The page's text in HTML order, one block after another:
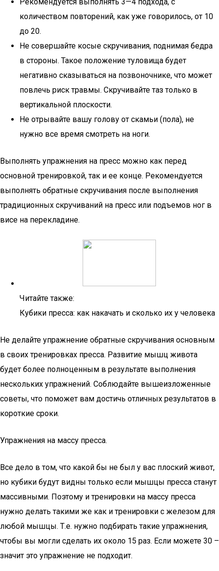
количеством повторений, как уже говорилось, от 10
до 20.
Не совершайте косые скручивания, поднимая бедра
в стороны. Такое положение туловища будет
негативно сказываться на позвоночнике, что может
повлечь риск травмы. Скручивайте таз только в
вертикальной плоскости.
Не отрывайте вашу голову от скамьи (пола), не
нужно все время смотреть на ноги.
Выполнять упражнения на пресс можно как перед
основной тренировкой, так и ее конце. Рекомендуется
выполнять обратные скручивания после выполнения
традиционных скручиваний на пресс или подъемов ног в
висе на перекладине.
Читайте также:
Кубики пресса: как накачать и сколько их у человека
Не делайте упражнение обратные скручивания основным
в своих тренировках пресса. Развитие мышц живота
будет более полноценным в результате выполнения
нескольких упражнений. Соблюдайте вышеизложенные
советы, что поможет вам достичь отличных результатов в
короткие сроки.
Упражнения на массу пресса.
Все дело в том, что какой бы не был у вас плоский живот,
но кубики будут видны только если мышцы пресса станут
массивными. Поэтому и тренировки на массу пресса
нужно делать такими же как и тренировки с железом для
любой мышцы. Т.е. нужно подбирать такие упражнения,
чтобы вы могли сделать их около 15 раз. Если можете 30 –
значит это упражнение не подходит.